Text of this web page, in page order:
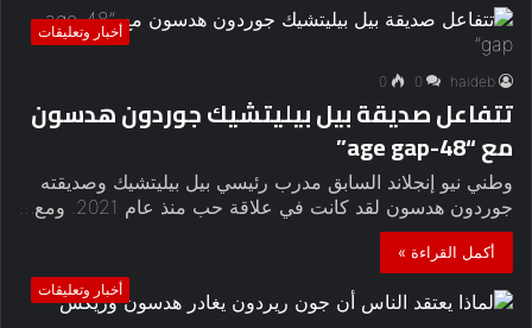
أخبار وتعليقات
haideb
0
0
تتفاعل صديقة بيل بيليتشيك جوردون هدسون
مع “48-age gap”
وطني نيو إنجلاند السابق مدرب رئيسي بيل بيليتشيك وصديقته
جوردون هدسون لقد كانت في علاقة حب منذ عام 2021. ومع…
أكمل القراءة »
أخبار وتعليقات